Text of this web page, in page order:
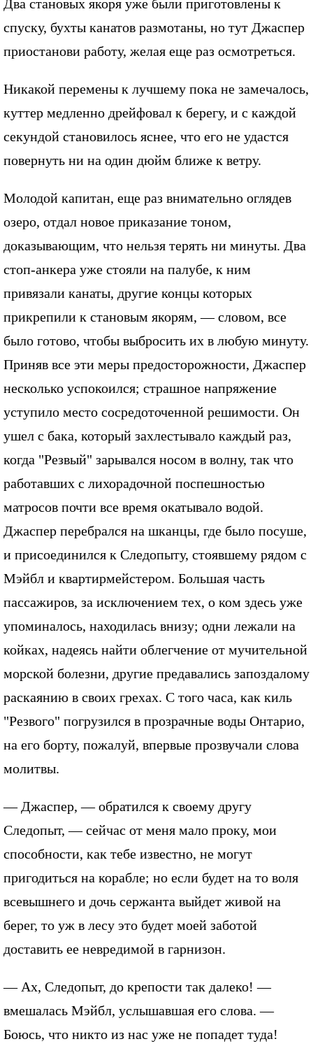
Два становых якоря уже были приготовлены к
спуску, бухты канатов размотаны, но тут Джаспер
приостанови работу, желая еще раз осмотреться.
Никакой перемены к лучшему пока не замечалось,
куттер медленно дрейфовал к берегу, и с каждой
секундой становилось яснее, что его не удастся
повернуть ни на один дюйм ближе к ветру.
Молодой капитан, еще раз внимательно оглядев
озеро, отдал новое приказание тоном,
доказывающим, что нельзя терять ни минуты. Два
стоп-анкера уже стояли на палубе, к ним
привязали канаты, другие концы которых
прикрепили к становым якорям, — словом, все
было готово, чтобы выбросить их в любую минуту.
Приняв все эти меры предосторожности, Джаспер
несколько успокоился; страшное напряжение
уступило место сосредоточенной решимости. Он
ушел с бака, который захлестывало каждый раз,
когда "Резвый" зарывался носом в волну, так что
работавших с лихорадочной поспешностью
матросов почти все время окатывало водой.
Джаспер перебрался на шканцы, где было посуше,
и присоединился к Следопыту, стоявшему рядом с
Мэйбл и квартирмейстером. Большая часть
пассажиров, за исключением тех, о ком здесь уже
упоминалось, находилась внизу; одни лежали на
койках, надеясь найти облегчение от мучительной
морской болезни, другие предавались запоздалому
раскаянию в своих грехах. С того часа, как киль
"Резвого" погрузился в прозрачные воды Онтарио,
на его борту, пожалуй, впервые прозвучали слова
молитвы.
— Джаспер, — обратился к своему другу
Следопыт, — сейчас от меня мало проку, мои
способности, как тебе известно, не могут
пригодиться на корабле; но если будет на то воля
всевышнего и дочь сержанта выйдет живой на
берег, то уж в лесу это будет моей заботой
доставить ее невредимой в гарнизон.
— Ах, Следопыт, до крепости так далеко! —
вмешалась Мэйбл, услышавшая его слова. —
Боюсь, что никто из нас уже не попадет туда!